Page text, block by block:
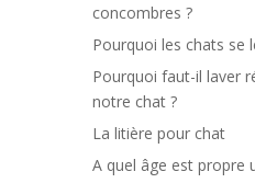
concombres ?
Pourquoi les chats se
Pourquoi faut-il laver
notre chat ?
La litière pour chat
A quel âge est propre